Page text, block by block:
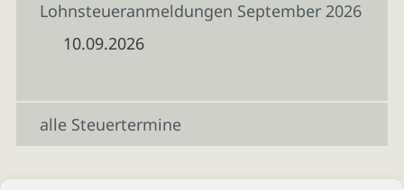
Lohnsteueranmeldungen September 2026
10.09.2026
alle Steuertermine